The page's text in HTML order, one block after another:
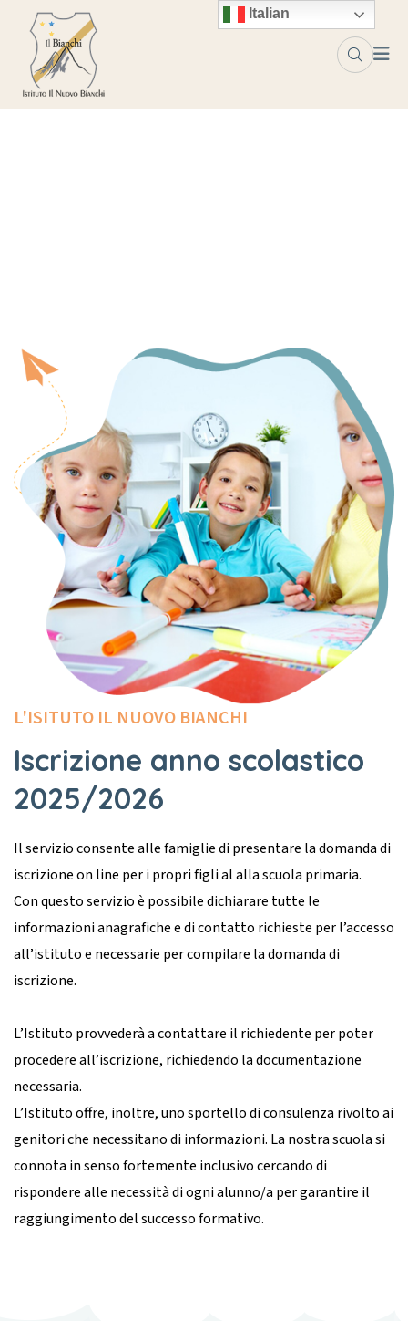
L'ISITUTO IL NUOVO BIANCHI
Iscrizione anno scolastico
2025/2026
Il servizio consente alle famiglie di presentare la domanda di
iscrizione on line per i propri figli al alla scuola primaria.
Con questo servizio è possibile dichiarare tutte le
informazioni anagrafiche e di contatto richieste per l’accesso
all’istituto e necessarie per compilare la domanda di
iscrizione.
L’Istituto provvederà a contattare il richiedente per poter
procedere all’iscrizione, richiedendo la documentazione
necessaria.
L’Istituto offre, inoltre, uno sportello di consulenza rivolto ai
genitori che necessitano di informazioni. La nostra scuola si
connota in senso fortemente inclusivo cercando di
rispondere alle necessità di ogni alunno/a per garantire il
raggiungimento del successo formativo.
Italian